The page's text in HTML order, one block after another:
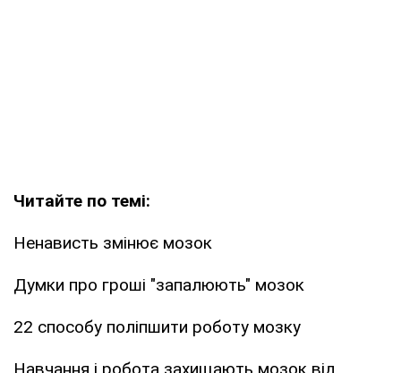
Читайте по темі:
Ненависть змінює мозок
Думки про гроші "запалюють" мозок
22 способу поліпшити роботу мозку
Навчання і робота захищають мозок від